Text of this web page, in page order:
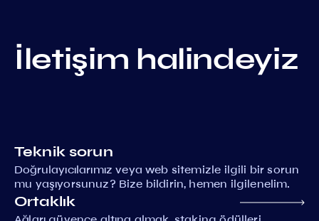
İletişim halindeyiz
Teknik sorun
Doğrulayıcılarımız veya web sitemizle ilgili bir sorun
mu yaşıyorsunuz? Bize bildirin, hemen ilgilenelim.
Ortaklık